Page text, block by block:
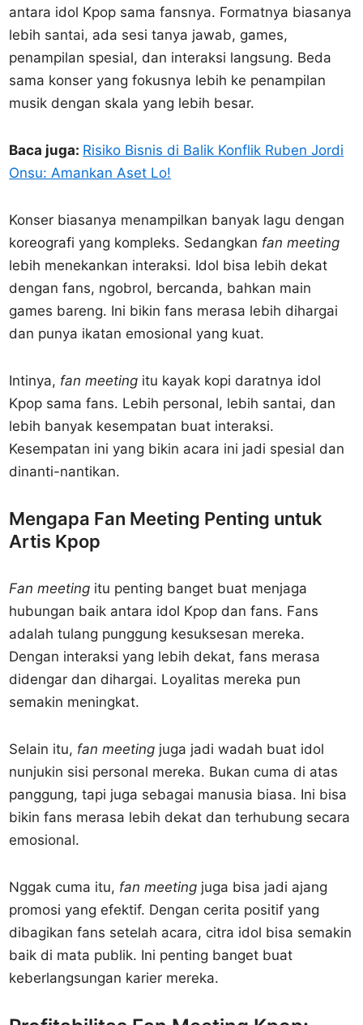
antara idol Kpop sama fansnya. Formatnya biasanya
lebih santai, ada sesi tanya jawab, games,
penampilan spesial, dan interaksi langsung. Beda
sama konser yang fokusnya lebih ke penampilan
musik dengan skala yang lebih besar.
Baca juga: Risiko Bisnis di Balik Konflik Ruben Jordi
Onsu: Amankan Aset Lo!
Konser biasanya menampilkan banyak lagu dengan
koreografi yang kompleks. Sedangkan fan meeting
lebih menekankan interaksi. Idol bisa lebih dekat
dengan fans, ngobrol, bercanda, bahkan main
games bareng. Ini bikin fans merasa lebih dihargai
dan punya ikatan emosional yang kuat.
Intinya, fan meeting itu kayak kopi daratnya idol
Kpop sama fans. Lebih personal, lebih santai, dan
lebih banyak kesempatan buat interaksi.
Kesempatan ini yang bikin acara ini jadi spesial dan
dinanti-nantikan.
Mengapa Fan Meeting Penting untuk
Artis Kpop
Fan meeting itu penting banget buat menjaga
hubungan baik antara idol Kpop dan fans. Fans
adalah tulang punggung kesuksesan mereka.
Dengan interaksi yang lebih dekat, fans merasa
didengar dan dihargai. Loyalitas mereka pun
semakin meningkat.
Selain itu, fan meeting juga jadi wadah buat idol
nunjukin sisi personal mereka. Bukan cuma di atas
panggung, tapi juga sebagai manusia biasa. Ini bisa
bikin fans merasa lebih dekat dan terhubung secara
emosional.
Nggak cuma itu, fan meeting juga bisa jadi ajang
promosi yang efektif. Dengan cerita positif yang
dibagikan fans setelah acara, citra idol bisa semakin
baik di mata publik. Ini penting banget buat
keberlangsungan karier mereka.